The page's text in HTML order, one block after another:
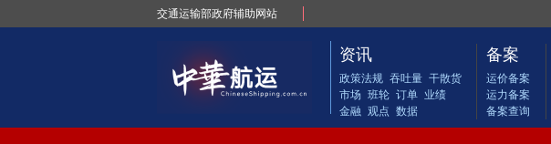
交通运输部政府辅助网站
资讯
政策法规 吞吐量 干散货
市场 班轮 订单 业绩
金融 观点 数据
备案
运价备案
运力备案
备案查询